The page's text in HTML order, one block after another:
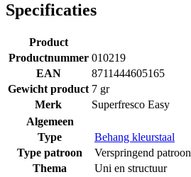
Specificaties
Product
Productnummer 010219
EAN
8711444605165
Gewicht product 7 gr
Merk
Superfresco Easy
Algemeen
Type
Behang kleurstaal
Type patroon
Verspringend patroon
Thema
Uni en structuur